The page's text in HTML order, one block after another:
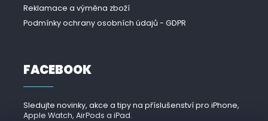
Reklamace a výměna zboží
Podmínky ochrany osobních údajů - GDPR
FACEBOOK
Sledujte novinky, akce a tipy na příslušenství pro iPhone,
Apple Watch, AirPods a iPad.